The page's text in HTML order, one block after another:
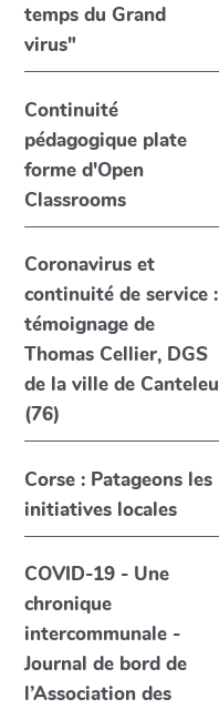
temps du Grand
virus"
Continuité
pédagogique plate
forme d'Open
Classrooms
Coronavirus et
continuité de service :
témoignage de
Thomas Cellier, DGS
de la ville de Canteleu
(76)
Corse : Patageons les
initiatives locales
COVID-19 - Une
chronique
intercommunale -
Journal de bord de
l’Association des